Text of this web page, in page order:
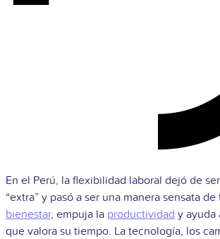
En el Perú, la flexibilidad laboral dejó de
“extra” y pasó a ser una manera sensata
bienestar, empuja la productividad y ayuda
que valora su tiempo. La tecnología, los